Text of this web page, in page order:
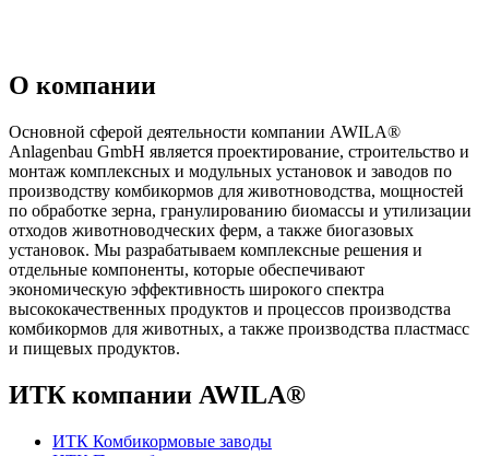
О компании
Основной сферой деятельности компании AWILA®
Anlagenbau GmbH является проектирование, строительство и
монтаж комплексных и модульных установок и заводов по
производству комбикормов для животноводства, мощностей
по обработке зерна, гранулированию биомассы и утилизации
отходов животноводческих ферм, а также биогазовых
установок. Мы разрабатываем комплексные решения и
отдельные компоненты, которые обеспечивают
экономическую эффективность широкого спектра
высококачественных продуктов и процессов производства
комбикормов для животных, а также производства пластмасс
и пищевых продуктов.
ИТК компании AWILA®
ИТК Комбикормовые заводы